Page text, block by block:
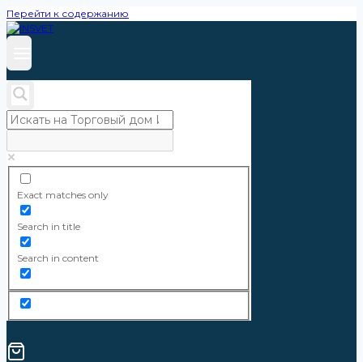
Перейти к содержанию
Exact matches only
Search in title
Search in content